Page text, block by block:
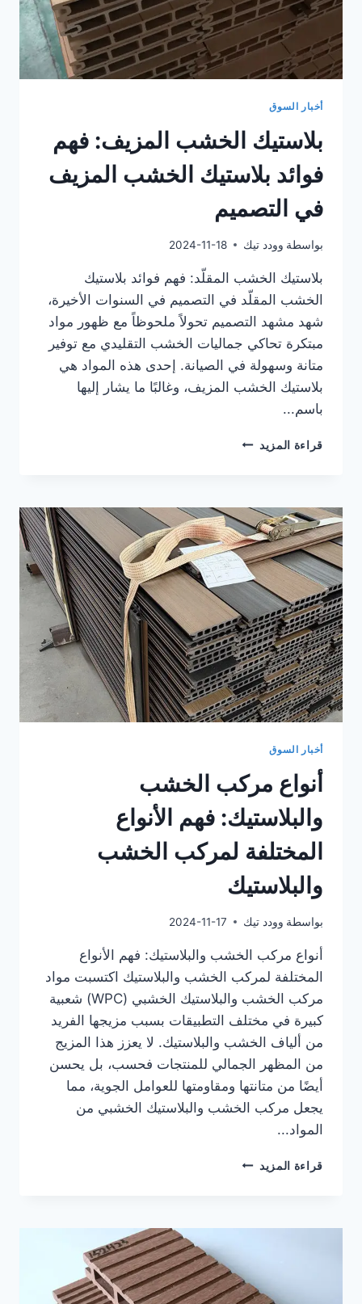
المبثوق
أخبار السوق
بلاستيك الخشب المزيف: فهم
فوائد بلاستيك الخشب المزيف
في التصميم
بواسطة وودد تيك 2024-11-18
بلاستيك الخشب المقلّد: فهم فوائد بلاستيك
الخشب المقلّد في التصميم في السنوات الأخيرة،
شهد مشهد التصميم تحولاً ملحوظاً مع ظهور مواد
مبتكرة تحاكي جماليات الخشب التقليدي مع توفير
متانة وسهولة في الصيانة. إحدى هذه المواد هي
بلاستيك الخشب المزيف، وغالبًا ما يشار إليها
باسم...
قراءة المزيد بلاستيك
فوائد
بلاستيك
الخشب
المزيف
في
التصميم
أخبار السوق
أنواع مركب الخشب
والبلاستيك: فهم الأنواع
المختلفة لمركب الخشب
والبلاستيك
بواسطة وودد تيك 2024-11-17
أنواع مركب الخشب والبلاستيك: فهم الأنواع
المختلفة لمركب الخشب والبلاستيك اكتسبت مواد
مركب الخشب والبلاستيك الخشبي (WPC) شعبية
كبيرة في مختلف التطبيقات بسبب مزيجها الفريد
من ألياف الخشب والبلاستيك. لا يعزز هذا المزيج
من المظهر الجمالي للمنتجات فحسب، بل يحسن
أيضًا من متانتها ومقاومتها للعوامل الجوية، مما
يجعل مركب الخشب والبلاستيك الخشبي من
المواد...
قراءة المزيد أنواع
فهم
المختلفة
لمركب
الخشب